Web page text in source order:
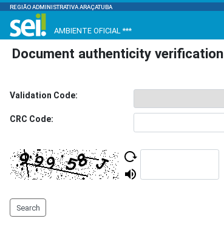
REGIÃO ADMINISTRATIVA ARAÇATUBA
AMBIENTE OFICIAL ***
Document authenticity verification
Validation Code:
CRC Code:
Search